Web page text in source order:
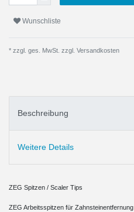
Wunschliste
* zzgl. ges. MwSt. zzgl. Versandkosten
Beschreibung
Weitere Details
ZEG Spitzen / Scaler Tips
ZEG Arbeitsspitzen für Zahnsteinentfernung